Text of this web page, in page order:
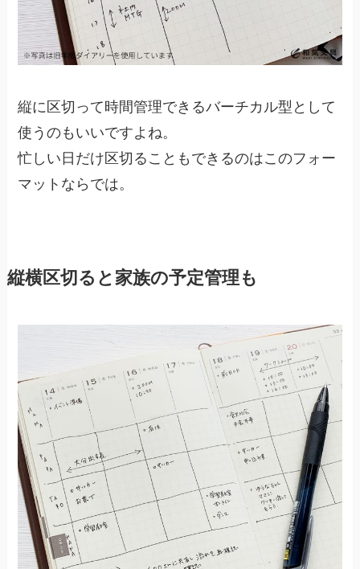
縦に区切って時間管理できるバーチカル型として
使うのもいいですよね。
忙しい日だけ区切ることもできるのはこのフォー
マットならでは。
縦横区切ると家族の予定管理も